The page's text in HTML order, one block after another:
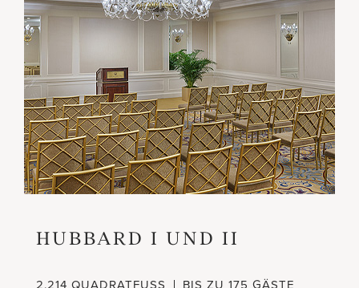
HUBBARD I UND II
2.214 QUADRATFUSS BIS ZU 175 GÄSTE